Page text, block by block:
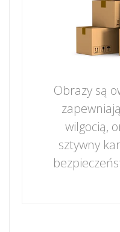
Obrazy są
wilgocią,
sztywny